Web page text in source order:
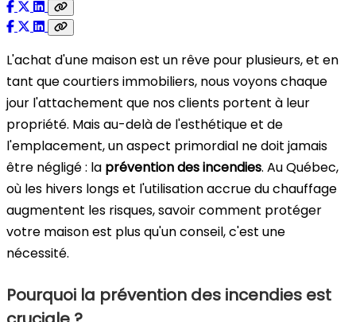
L'achat d'une maison est un rêve pour plusieurs, et en
tant que courtiers immobiliers, nous voyons chaque
jour l'attachement que nos clients portent à leur
propriété. Mais au-delà de l'esthétique et de
l'emplacement, un aspect primordial ne doit jamais
être négligé : la prévention des incendies. Au Québec,
où les hivers longs et l'utilisation accrue du chauffage
augmentent les risques, savoir comment protéger
votre maison est plus qu'un conseil, c'est une
nécessité.
Pourquoi la prévention des incendies est